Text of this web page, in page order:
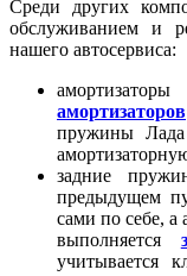
Среди других
обслуживанием и
нашего автосервиса:
амортизаторов
пружины
задние
предыдущем
сами по себе, а
выполняется
учитывается